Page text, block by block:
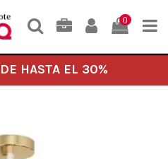
0
HASTA EL 30%